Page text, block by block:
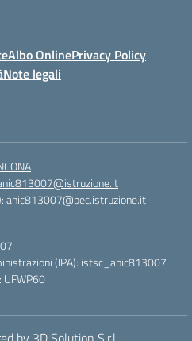
Albo OnlinePrivacy Policy
Note legali
anic813007@pec.istruzione.it
(IPA): istsc_anic813007
UFWP60